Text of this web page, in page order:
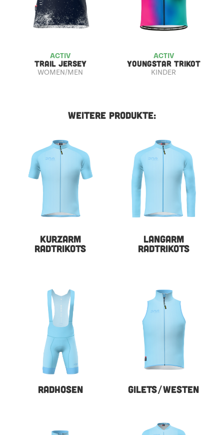
ACTIV
TRAIL JERSEY
WOMEN/MEN
ACTIV
YOUNGSTAR TRIKOT
KINDER
WEITERE PRODUKTE:
KURZARM
RADTRIKOTS
LANGARM
RADTRIKOTS
RADHOSEN GILETS/WESTEN